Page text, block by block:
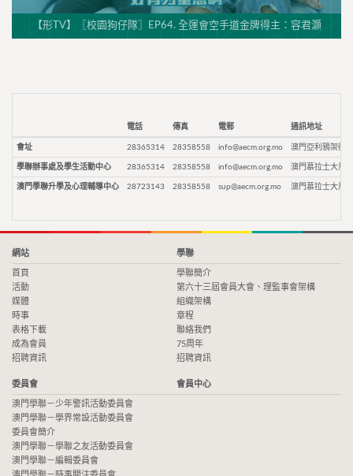
【形TV】〖校園狗仔隊〗EP64. 全運會空手道金牌得主：容君灝
電話 傳真 電郵 通訊地址
會址 28365314 28358558 info@aecm.org.mo 澳門亞利鴉架街9
學聯辦事處及學生活動中心 28365314 28358558 info@aecm.org.mo 澳門慕拉士大馬
澳門學聯升學及心理輔導中心 28723143 28358558 sup@aecm.org.mo 澳門慕拉士大馬
網站
首頁
活動
媒體
時事
表格下載
成為會員
招聘資訊
學聯
學聯簡介
第六十三屆會員大會、理監事會架構
組織架構
章程
聯絡我們
75周年
招聘資訊
委員會
澳門學聯－少年警訊活動委員會
澳門學聯－學界常設活動委員會
委員會簡介
澳門學聯－學聯之友活動委員會
澳門學聯－編輯委員會
會員中心